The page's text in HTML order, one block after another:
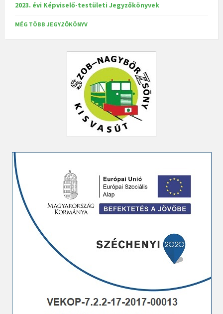
2023. évi Képviselő-testületi Jegyzőkönyvek
MÉG TÖBB JEGYZŐKÖNYV